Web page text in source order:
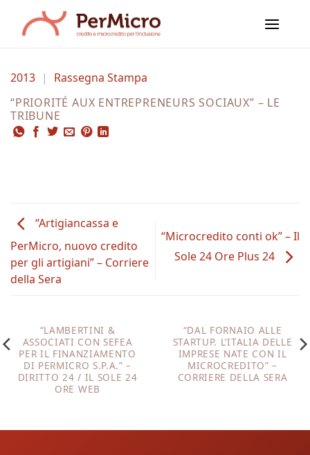
contenuti
2013 |
Rassegna Stampa
“PRIORITÉ AUX ENTREPRENEURS SOCIAUX” – LE
TRIBUNE
“Artigiancassa e
PerMicro, nuovo credito
per gli artigiani” – Corriere
della Sera
“Microcredito conti ok” – Il
Sole 24 Ore Plus 24
“LAMBERTINI &
ASSOCIATI CON SEFEA
PER IL FINANZIAMENTO
DI PERMICRO S.P.A.” –
DIRITTO 24 / IL SOLE 24
ORE WEB
“DAL FORNAIO ALLE
STARTUP. L’ITALIA DELLE
IMPRESE NATE CON IL
MICROCREDITO” –
CORRIERE DELLA SERA